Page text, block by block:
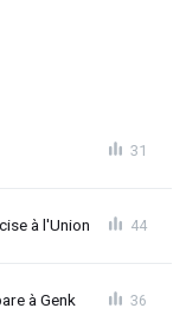
31
à l'Union 44
à Genk 36